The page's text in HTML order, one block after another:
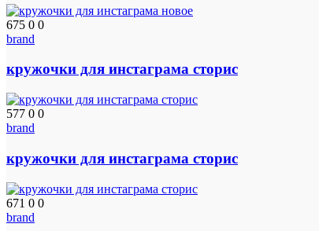
675 0 0
brand
кружочки для инстаграма сторис
577 0 0
brand
кружочки для инстаграма сторис
671 0 0
brand